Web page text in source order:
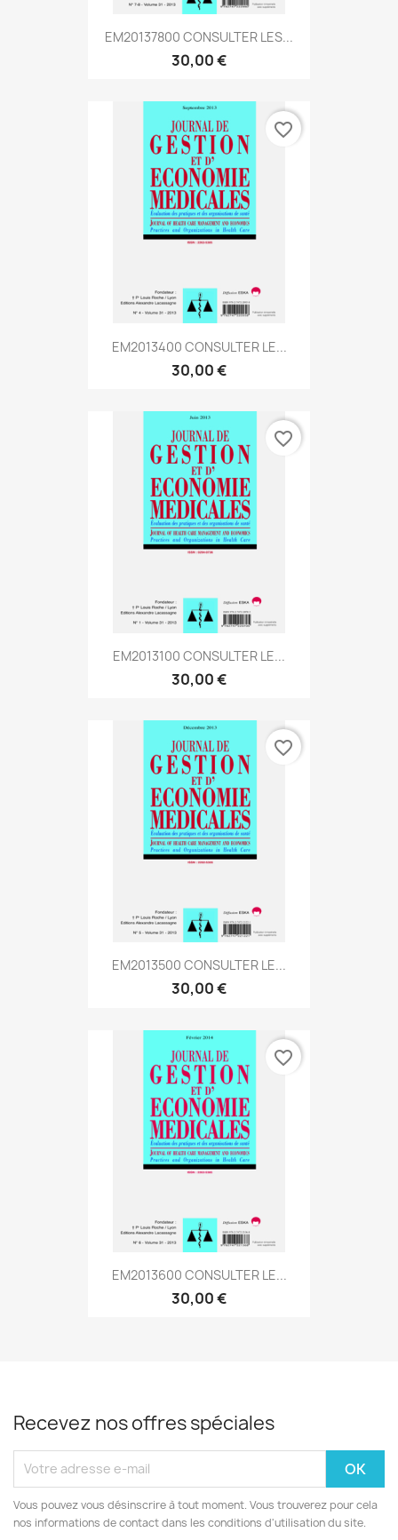
EM20137800 CONSULTER LES...
30,00 €
EM2013400 CONSULTER LE...
30,00 €
favorite_border
EM2013100 CONSULTER LE...
30,00 €
favorite_border
EM2013500 CONSULTER LE...
30,00 €
favorite_border
EM2013600 CONSULTER LE...
30,00 €
favorite_border
Recevez nos offres spéciales
Vous pouvez vous désinscrire à tout moment. Vous trouverez pour cela
nos informations de contact dans les conditions d'utilisation du site.